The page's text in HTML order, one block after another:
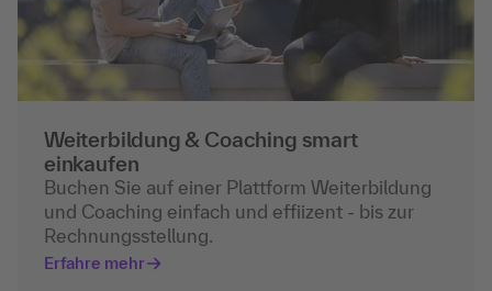
Weiterbildung & Coaching smart
einkaufen
Buchen Sie auf einer Plattform Weiterbildung
und Coaching einfach und effiizent - bis zur
Rechnungsstellung.
Erfahre mehr